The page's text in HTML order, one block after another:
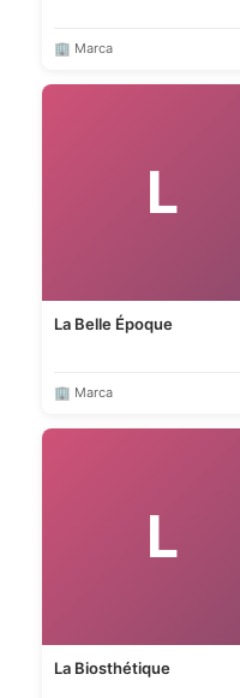
🏢 Marca
L
La Belle Époque
🏢 Marca
L
La Biosthétique